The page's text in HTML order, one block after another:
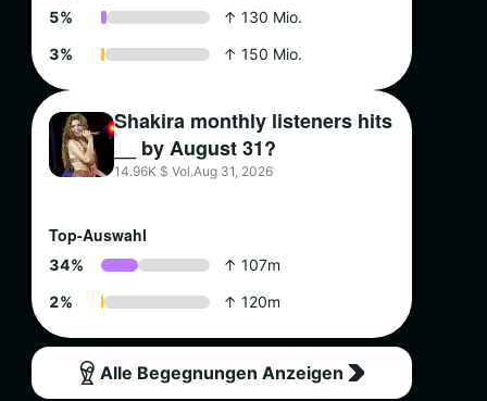
5%
↑ 130 Mio.
3% ↑ 150 Mio.
Shakira monthly listeners hits
__ by August 31?
14.96K $ Vol.Aug 31, 2026
Top-Auswahl
34%
↑ 107m
2% ↑ 120m
Alle Begegnungen Anzeigen